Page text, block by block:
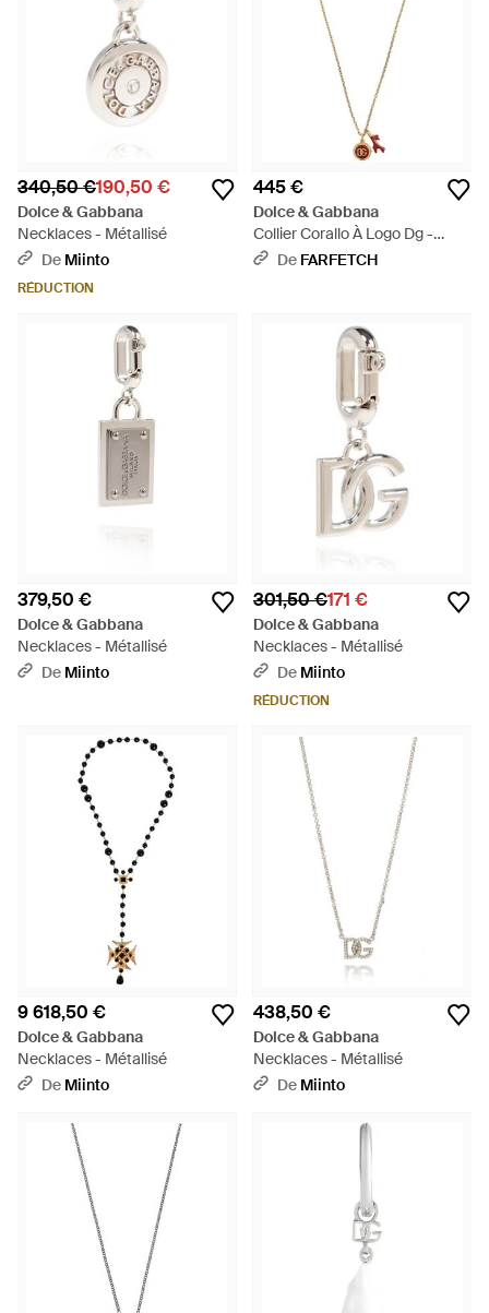
340,50 €190,50 €
Dolce & Gabbana
Necklaces - Métallisé
De Miinto
RÉDUCTION
445 €
Dolce & Gabbana
Collier Corallo À Logo Dg -
Blanc
De FARFETCH
379,50 €
Dolce & Gabbana
Necklaces - Métallisé
De Miinto
301,50 €171 €
Dolce & Gabbana
Necklaces - Métallisé
De Miinto
RÉDUCTION
9 618,50 €
Dolce & Gabbana
Necklaces - Métallisé
De Miinto
438,50 €
Dolce & Gabbana
Necklaces - Métallisé
De Miinto